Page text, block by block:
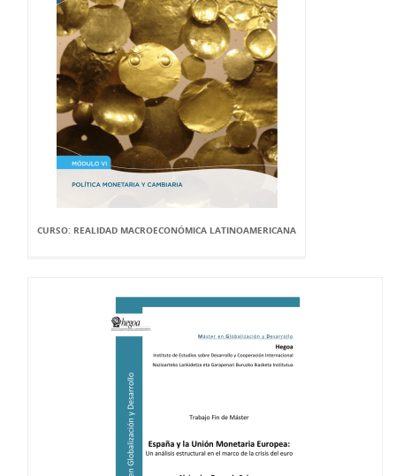
CURSO: REALIDAD MACROECONÓMICA LATINOAMERICANA